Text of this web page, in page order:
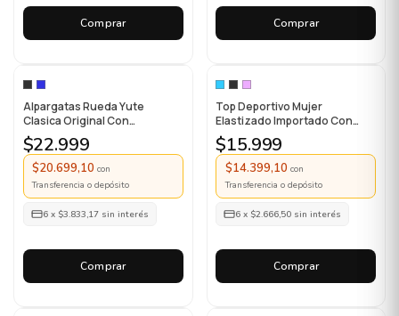
Comprar Comprar
Alpargatas Rueda Yute
Clasica Original Con
Cordones
$22.999
$20.699,10 con
Transferencia o depósito
6 x $3.833,17 sin interés
Comprar
Top Deportivo Mujer
Elastizado Importado Con
Diseño
$15.999
$14.399,10 con
Transferencia o depósito
6 x $2.666,50 sin interés
Comprar